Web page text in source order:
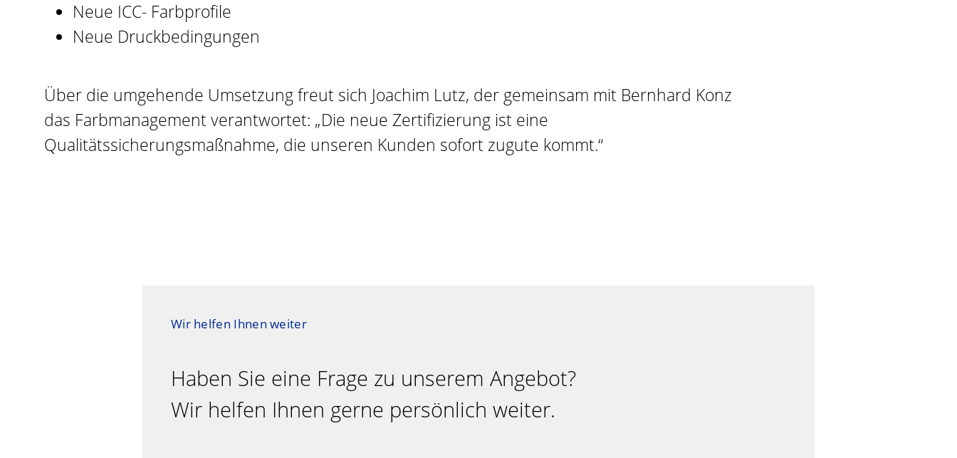
Neue ICC- Farbprofile
Neue Druckbedingungen
Über die umgehende Umsetzung freut sich Joachim Lutz, der gemeinsam mit Bernhard Konz
das Farbmanagement verantwortet: „Die neue Zertifizierung ist eine
Qualitätssicherungsmaßnahme, die unseren Kunden sofort zugute kommt.“
Wir helfen Ihnen weiter
Haben Sie eine Frage zu unserem Angebot?
Wir helfen Ihnen gerne persönlich weiter.